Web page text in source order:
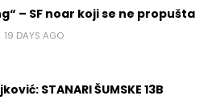
– SF noar koji se ne propušta
19 DAYS AGO
STANARI ŠUMSKE 13B